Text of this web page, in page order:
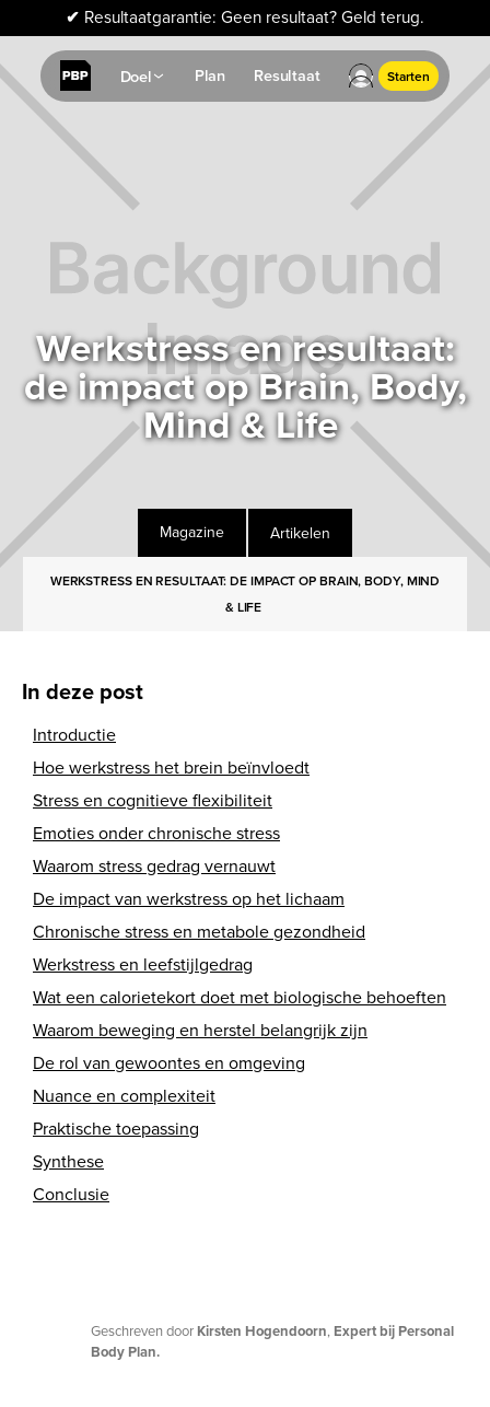
✔ Resultaatgarantie: Geen resultaat? Geld terug.
Doel Plan Resultaat Starten
Werkstress en resultaat:
de impact op Brain, Body,
Mind & Life
Magazine Artikelen
WERKSTRESS EN RESULTAAT: DE IMPACT OP BRAIN, BODY, MIND
& LIFE
In deze post
Introductie
Hoe werkstress het brein beïnvloedt
Stress en cognitieve flexibiliteit
Emoties onder chronische stress
Waarom stress gedrag vernauwt
De impact van werkstress op het lichaam
Chronische stress en metabole gezondheid
Werkstress en leefstijlgedrag
Wat een calorietekort doet met biologische behoeften
Waarom beweging en herstel belangrijk zijn
De rol van gewoontes en omgeving
Nuance en complexiteit
Praktische toepassing
Synthese
Conclusie
Geschreven door Kirsten Hogendoorn, Expert bij Personal
Body Plan.